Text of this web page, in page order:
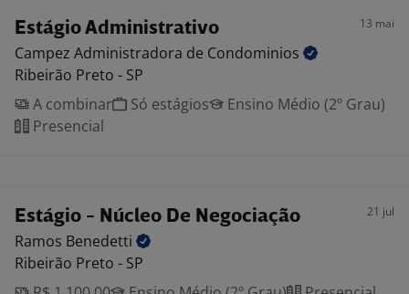
Estágio Administrativo 13 mai
Campez Administradora de Condominios
Ribeirão Preto - SP
A combinar
Só estágios
Ensino Médio (2º Grau)
Presencial
Estágio - Núcleo De Negociação 21 jul
Ramos Benedetti
Ribeirão Preto - SP